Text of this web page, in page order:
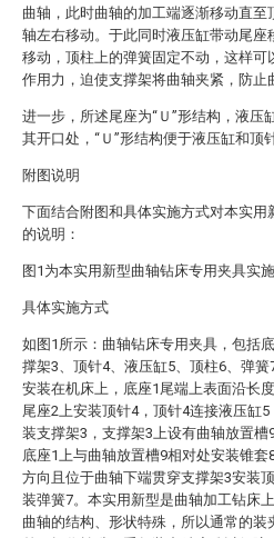
曲轴，此时曲轴的加工端逐渐移动直至
轴左右移动。于此同时液压缸带动尾座
移动，顶柱上的弹簧固定不动，这样可
作用力，迫使支撑架将曲轴夹紧，防止
进一步，所述尾座为“Ｕ”形结构，液压
其开口处，“Ｕ”形结构便于液压缸和顶
附图说明
下面结合附图和具体实施方式对本实用
的说明：
图1为本实用新型曲轴钻床专用夹具实
具体实施方式
如图1所示：曲轴钻床专用夹具，包括
撑架3、顶针4、液压缸5、顶柱6、弹簧
安装在机床上，底座1尾端上表面沿长
尾座2上安装顶针4，顶针4连接液压缸
装支撑架3，支撑架3上设有曲轴放置槽
底座1上与曲轴放置槽9相对处安装锥套
方向且位于曲轴下端贯穿支撑架3安装
装弹簧7。本实用新型是曲轴加工钻床
曲轴的结构、形状特殊，所以通常的装